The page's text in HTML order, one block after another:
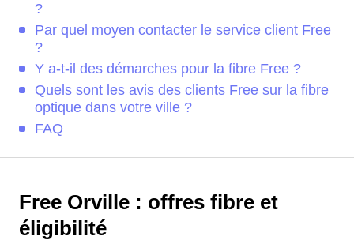
?
Par quel moyen contacter le service client Free
?
Y a-t-il des démarches pour la fibre Free ?
Quels sont les avis des clients Free sur la fibre
optique dans votre ville ?
FAQ
Free Orville : offres fibre et
éligibilité